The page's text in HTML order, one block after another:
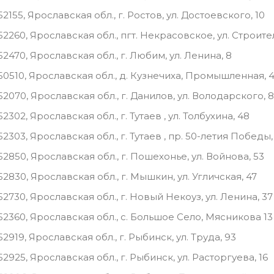
Ярославская обл., г. Ростов, ул. Достоевского, 10
Ярославская обл., пгт. Некрасовское, ул.
Ярославская обл., г. Любим, ул. Ленина, 8
Ярославская обл., д. Кузнечиха, Промышленная,
Ярославская обл., г. Данилов, ул. Володарского,
Ярославская обл., г. Тутаев , ул. Толбухина, 48
Ярославская обл., г. Тутаев , пр. 50-летия
Ярославская обл., г. Пошехонье, ул. Войнова, 53
Ярославская обл., г. Мышкин, ул. Угличская, 47
Ярославская обл., г. Новый Некоуз, ул. Ленина, 37
Ярославская обл., с. Большое Село, Мясникова 13
Ярославская обл., г. Рыбинск, ул. Труда, 93
Ярославская обл., г. Рыбинск, ул. Расторгуева, 16